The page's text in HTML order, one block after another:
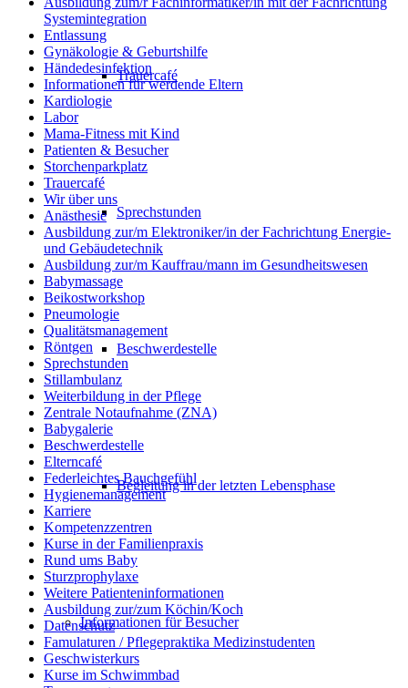
Trauercafé
Sprechstunden
Beschwerdestelle
Begleitung in der letzten Lebensphase
Informationen für Besucher
Systemintegration
Entlassung
Gynäkologie & Geburtshilfe
Händedesinfektion
Informationen für werdende Eltern
Kardiologie
Labor
Mama-Fitness mit Kind
Patienten & Besucher
Storchenparkplatz
Trauercafé
Wir über uns
Anästhesie
Ausbildung zur/m Elektroniker/in der Fachrichtung Energie-
und Gebäudetechnik
Ausbildung zur/m Kauffrau/mann im Gesundheitswesen
Babymassage
Beikostworkshop
Pneumologie
Qualitätsmanagement
Röntgen
Sprechstunden
Stillambulanz
Weiterbildung in der Pflege
Zentrale Notaufnahme (ZNA)
Babygalerie
Beschwerdestelle
Elterncafé
Federleichtes Bauchgefühl
Hygienemanagement
Karriere
Kompetenzzentren
Kurse in der Familienpraxis
Rund ums Baby
Sturzprophylaxe
Weitere Patienteninformationen
Ausbildung zur/zum Köchin/Koch
Datenschutz
Famulaturen / Pflegepraktika Medizinstudenten
Geschwisterkurs
Kurse im Schwimmbad